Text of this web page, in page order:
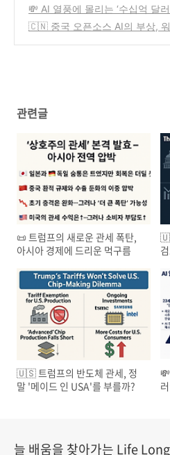
SA'를 부를까?
(71)
💸 AI 열풍에 몰리는 ‘수십억 달
펀드 전성시대
(46)
🇨🇳 중국 오픈소스 AI의 부상, 워
관련글
📜 트럼프의 새로운 관세 폭탄,
아시아 경제에 드리운 먹구름
🇺🇸 트럼프의 반도체 관세, 정
말 '메이드 인 USA'를 부를까?
늘 배움을 찾아가는 Life